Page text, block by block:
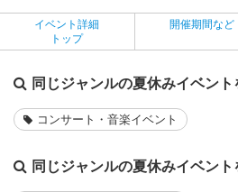
イベント詳細
トップ
開催期間など
同じジャンルの夏休みイベント
コンサート・音楽イベント
同じジャンルの夏休みイベント